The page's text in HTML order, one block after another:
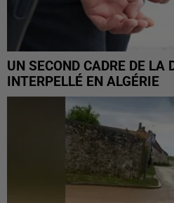
UN SECOND CADRE DE LA
INTERPELLÉ EN ALGÉRIE